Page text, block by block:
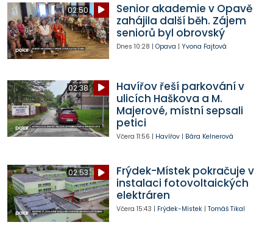
02:50
Senior akademie v Opavě
zahájila další běh. Zájem
seniorů byl obrovský
Dnes 10:28 | Opava | Yvona Fajtová
02:38
Havířov řeší parkování v
ulicích Haškova a M.
Majerové, místní sepsali
petici
Včera 11:56 | Havířov| Bára Kelnerová
02:53
Frýdek-Místek pokračuje v
instalaci fotovoltaických
elektráren
Včera 15:43 | Frýdek-Místek| Tomáš Tikal